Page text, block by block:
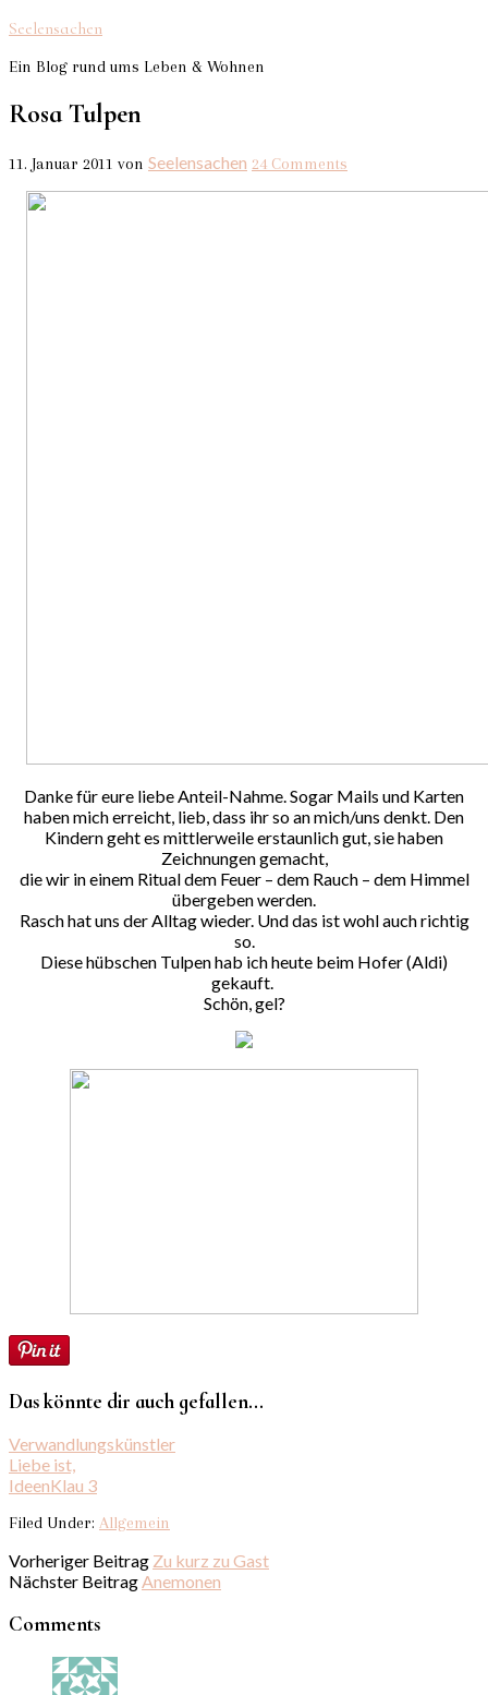
Seelensachen
Ein Blog rund ums Leben & Wohnen
Rosa Tulpen
11. Januar 2011 von Seelensachen 24 Comments
Danke für eure liebe Anteil-Nahme. Sogar Mails und Karten
haben mich erreicht, lieb, dass ihr so an mich/uns denkt. Den
Kindern geht es mittlerweile erstaunlich gut, sie haben
Zeichnungen gemacht,
die wir in einem Ritual dem Feuer – dem Rauch – dem Himmel
übergeben werden.
Rasch hat uns der Alltag wieder. Und das ist wohl auch richtig
so.
Diese hübschen Tulpen hab ich heute beim Hofer (Aldi)
gekauft.
Schön, gel?
Das könnte dir auch gefallen...
Verwandlungskünstler
Liebe ist,
IdeenKlau 3
Filed Under: Allgemein
Vorheriger Beitrag Zu kurz zu Gast
Nächster BeitragAnemonen
Comments